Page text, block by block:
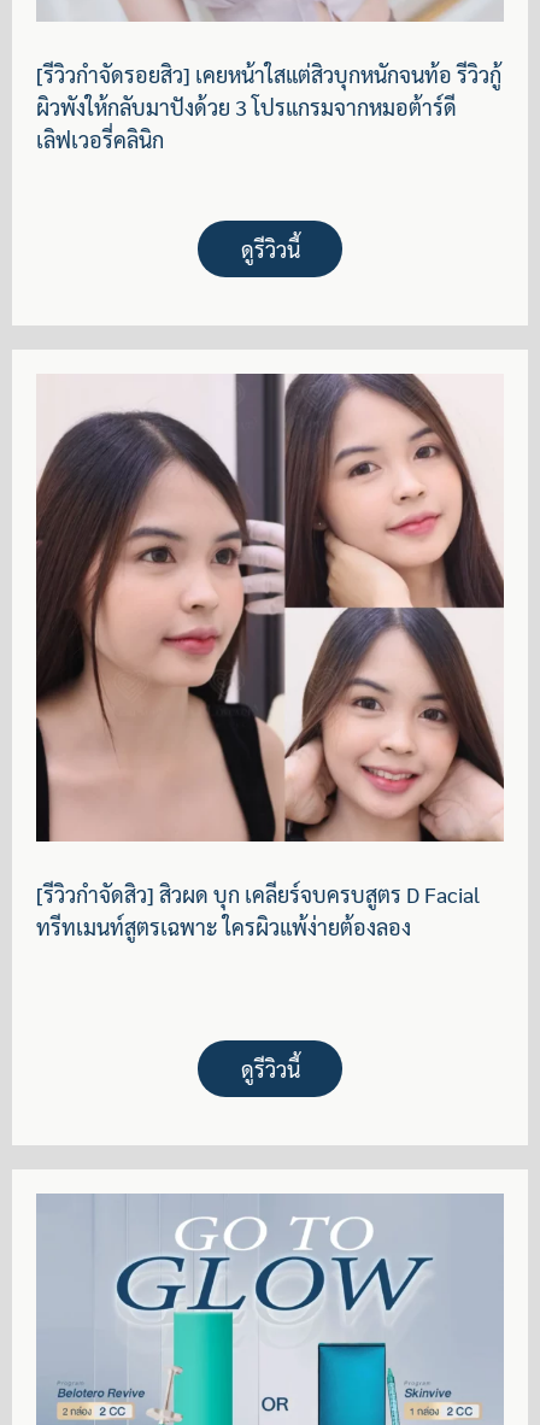
[รีวิวกำจัดรอยสิว] เคยหน้าใสแต่สิวบุกหนักจนท้อ รีวิวกู้
ผิวพังให้กลับมาปังด้วย 3 โปรแกรมจากหมอต้าร์ดี
เลิฟเวอรี่คลินิก
ดูรีวิวนี้
[รีวิวกำจัดสิว] สิวผด บุก เคลียร์จบครบสูตร D Facial
ทรีทเมนท์สูตรเฉพาะ ใครผิวแพ้ง่ายต้องลอง
ดูรีวิวนี้